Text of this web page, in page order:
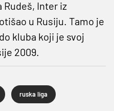
Rudeš, Inter iz
u Rusiju. Tamo je
kluba koji je svoj
2009.
ruska liga